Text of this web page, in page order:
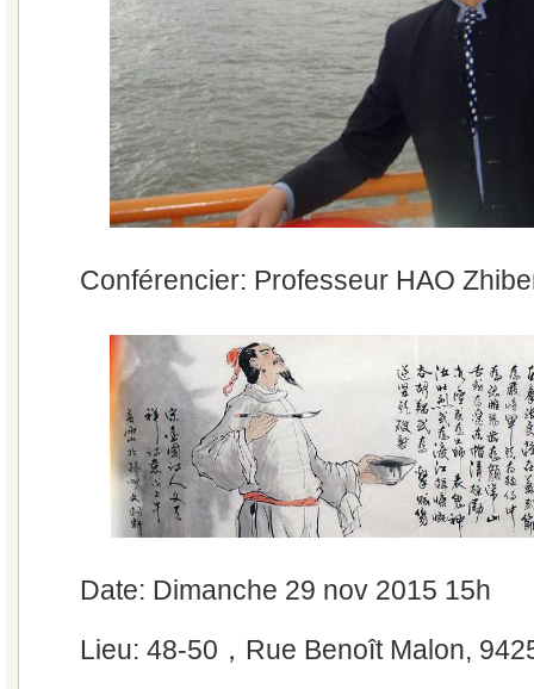
Conférencier: Professeur HAO
Date: Dimanche 29 nov 2015 15h
Lieu: 48-50，Rue Benoît Malon,